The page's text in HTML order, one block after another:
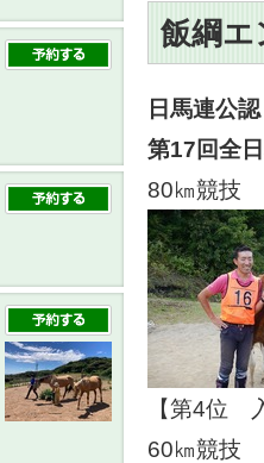
飯綱
日馬連公認
第17回全
80㎞競
【第4位
60㎞競技